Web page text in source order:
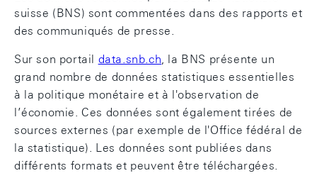
suisse (BNS) sont commentées dans des rapports et
des communiqués de presse.
Sur son portail data.snb.ch, la BNS présente un
grand nombre de données statistiques essentielles
à la politique monétaire et à l'observation de
l’économie. Ces données sont également tirées de
sources externes (par exemple de l'Office fédéral de
la statistique). Les données sont publiées dans
différents formats et peuvent être téléchargées.